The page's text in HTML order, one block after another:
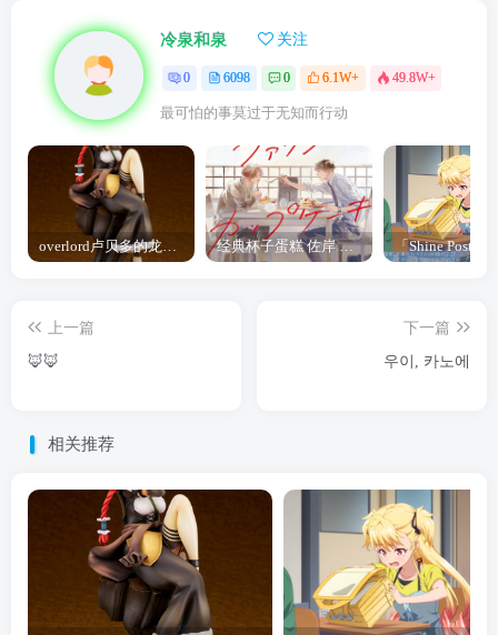
冷泉和泉 关注
0 6098 0 6.1W+ 49.8W+
最可怕的事莫过于无知而行动
overlord卢贝多的龙王谁厉害 「Overlord」露普斯蕾琪娜·贝塔手办开订 经典杯子蛋糕 佐岸 漫画「经典杯子蛋糕」宣布真人日剧化
上一篇
🦊🦊
下一篇
우이, 카노에
相关推荐